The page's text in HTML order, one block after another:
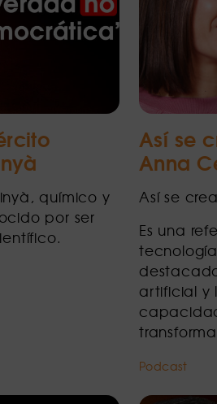
químico y
por ser
Así se
Anna
Así se
Es una
artificial y
Podcast